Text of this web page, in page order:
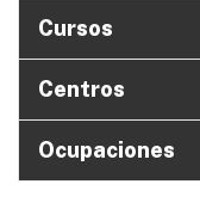
Cursos
Centros
Ocupaciones